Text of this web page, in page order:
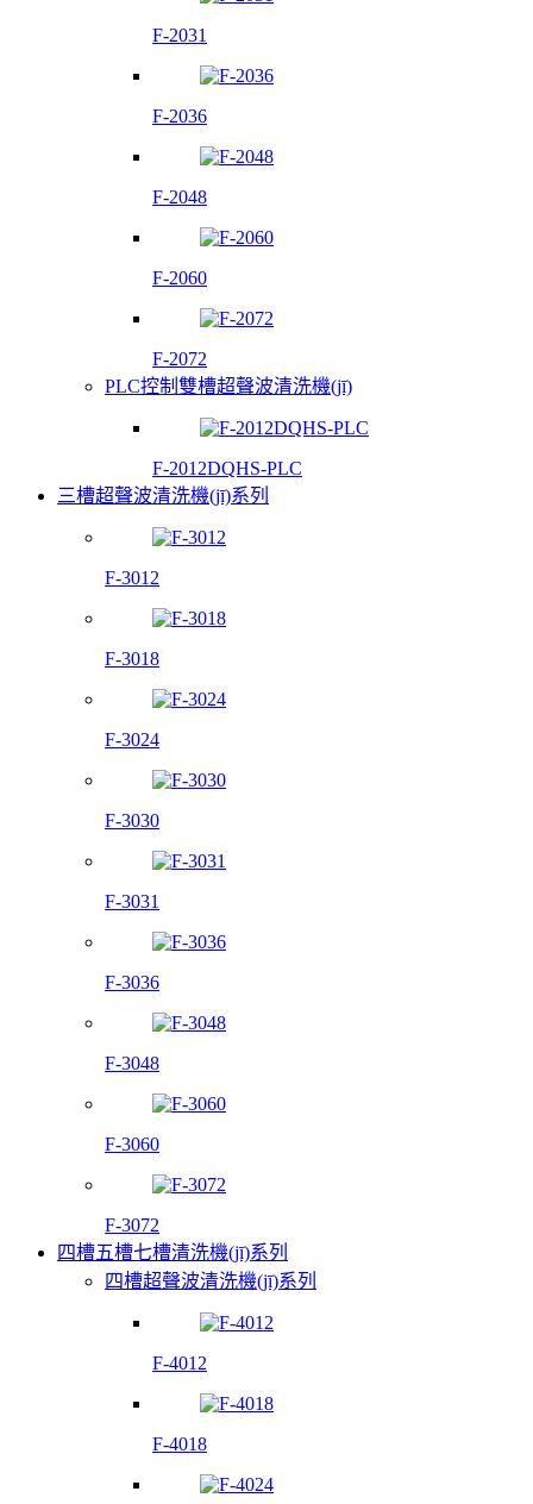
F-2031
F-2036
F-2048
F-2060
F-2072
PLC控制雙槽超聲波清洗機(jī)
F-2012DQHS-PLC
三槽超聲波清洗機(jī)系列
F-3012
F-3018
F-3024
F-3030
F-3031
F-3036
F-3048
F-3060
F-3072
四槽五槽七槽清洗機(jī)系列
四槽超聲波清洗機(jī)系列
F-4012
F-4018